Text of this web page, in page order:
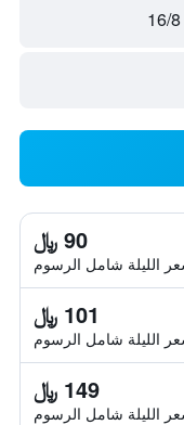
90 ﷼
الليلة شامل الرسوم
101 ﷼
الليلة شامل الرسوم
149 ﷼
الليلة شامل الرسوم